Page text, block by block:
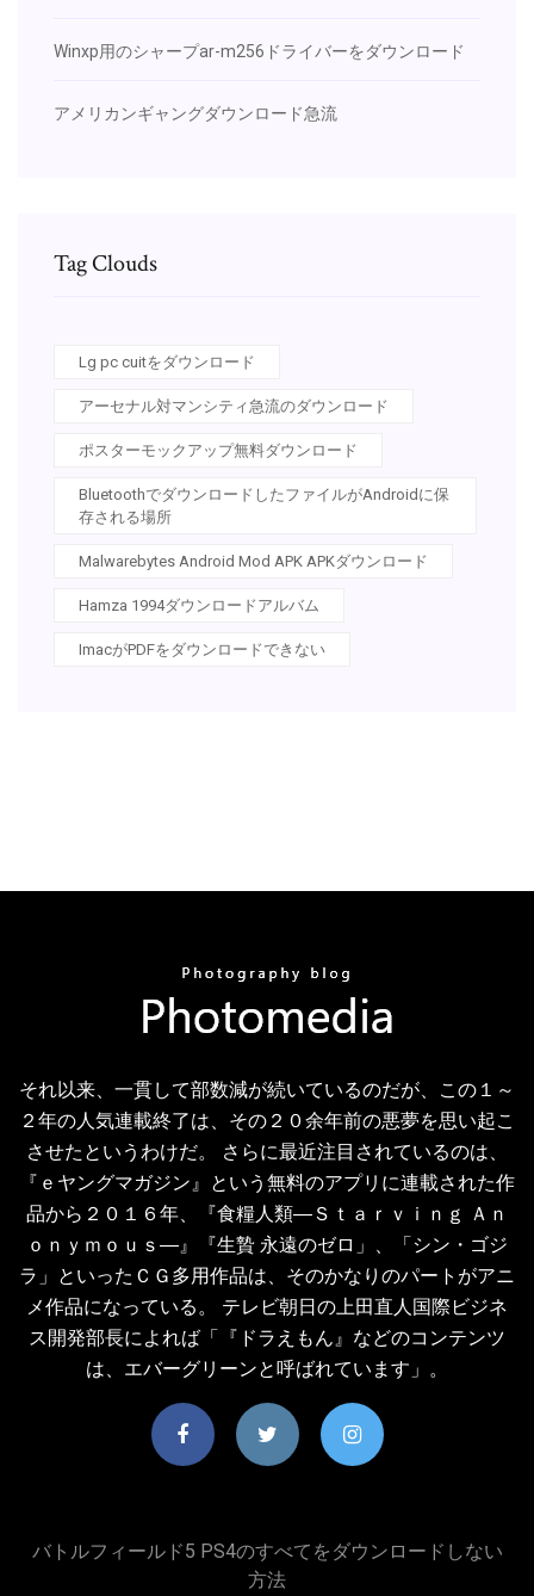
Winxp用のシャープar-m256ドライバーをダウンロード
アメリカンギャングダウンロード急流
Tag Clouds
Lg pc cuitをダウンロード
アーセナル対マンシティ急流のダウンロード
ポスターモックアップ無料ダウンロード
BluetoothでダウンロードしたファイルがAndroidに保
存される場所
Malwarebytes Android Mod APK APKダウンロード
Hamza 1994ダウンロードアルバム
ImacがPDFをダウンロードできない
それ以来、一貫して部数減が続いているのだが、この１～
２年の人気連載終了は、その２０余年前の悪夢を思い起こ
させたというわけだ。 さらに最近注目されているのは、
『ｅヤングマガジン』という無料のアプリに連載された作
品から２０１６年、『食糧人類―Ｓｔａｒｖｉｎｇ Ａｎ
ｏｎｙｍｏｕｓ―』『生贄 永遠のゼロ」、「シン・ゴジ
ラ」といったＣＧ多用作品は、そのかなりのパートがアニ
メ作品になっている。 テレビ朝日の上田直人国際ビジネ
ス開発部長によれば「『ドラえもん』などのコンテンツ
は、エバーグリーンと呼ばれています」。
バトルフィールド5 PS4のすべてをダウンロードしない
方法